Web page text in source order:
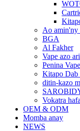
Ao amin'ny
BGA
Al Fakher
Vape azo
Penina
Kitapo Dab
ditin-kazo
Vokatra hafa
OEM & ODM
Momba anay
NEWS